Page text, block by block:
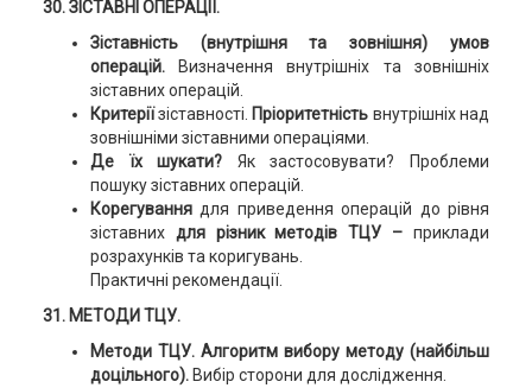
30. ЗІСТАВНІ ОПЕРАЦІЇ.
Зіставність (внутрішня та зовнішня) умов
операцій.
Визначення внутрішніх та зовнішніх
зіставних операцій.
Критеріїзіставності. Пріоритетність внутрішніх над
зовнішніми зіставними операціями.
Де їх шукати? Як застосовувати? Проблеми
пошуку зіставних операцій.
Корегуваннядля приведення операцій до рівня
зіставних для різник методів ТЦУ –приклади
розрахунків та коригувань.
Практичні рекомендації.
31. МЕТОДИ ТЦУ.
Методи ТЦУ. Алгоритм вибору методу (найбільш
доцільного). Вибір сторони для дослідження.